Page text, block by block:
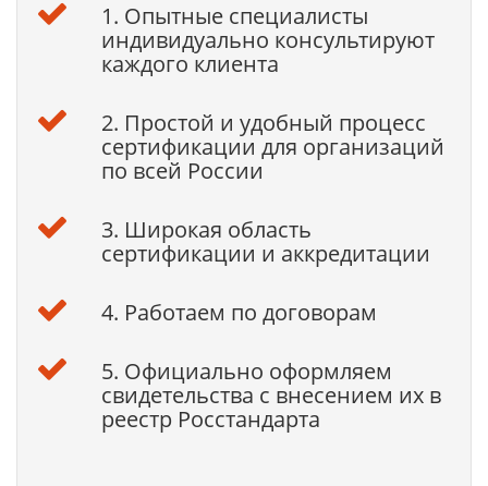
1. Опытные специалисты
индивидуально консультируют
каждого клиента
2. Простой и удобный процесс
сертификации для организаций
по всей России
3. Широкая область
сертификации и аккредитации
4. Работаем по договорам
5. Официально оформляем
свидетельства с внесением их в
реестр Росстандарта